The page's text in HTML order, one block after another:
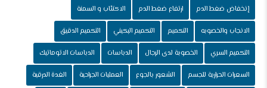
إنخفاض ضغط الدم ارتفاع ضغط الدم الاكتئاب و السمنة
الانجاب والخصوبه التكميم التكميم البكيني التكميم الدقيق
التكميم السري الخصوبة لدى الرجال الدباسات الدباسات الاتوماتيك
السعرات الحرارية للجسم الشعور بالجوع العمليات الجراحية الغدة الدرقية